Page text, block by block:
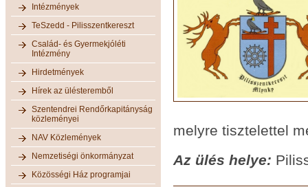
Intézmények
TeSzedd - Pilisszentkereszt
Család- és Gyermekjóléti
Intézmény
Hirdetmények
Hírek az ülésteremből
Szentendrei Rendőrkapitányság
közleményei
NAV Közlemények
Nemzetiségi önkormányzat
Közösségi Ház programjai
melyre tisztelettel
Az ülés helye: